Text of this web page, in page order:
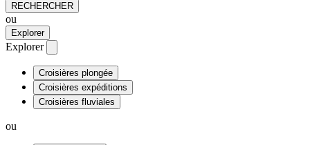
RECHERCHER
ou
Explorer
Explorer
Croisières plongée
Croisières expéditions
Croisières fluviales
ou